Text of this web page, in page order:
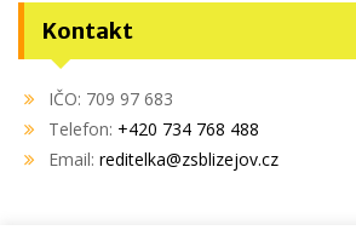
Kontakt
IČO: 709 97 683
Telefon: +420 734 768 488
Email: reditelka@zsblizejov.cz